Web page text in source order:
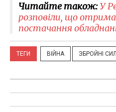
Читайте також:У
розповіли, що
постачання
ТЕГИ ВІЙНА ЗБРОЙНІ